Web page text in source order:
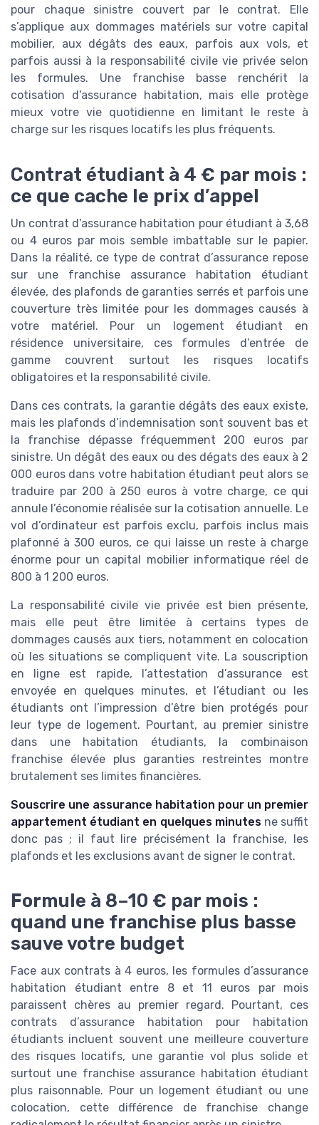
pour chaque sinistre couvert par le contrat. Elle
s’applique aux dommages matériels sur votre capital
mobilier, aux dégâts des eaux, parfois aux vols, et
parfois aussi à la responsabilité civile vie privée selon
les formules. Une franchise basse renchérit la
cotisation d’assurance habitation, mais elle protège
mieux votre vie quotidienne en limitant le reste à
charge sur les risques locatifs les plus fréquents.
Contrat étudiant à 4 € par mois :
ce que cache le prix d’appel
Un contrat d’assurance habitation pour étudiant à 3,68
ou 4 euros par mois semble imbattable sur le papier.
Dans la réalité, ce type de contrat d’assurance repose
sur une franchise assurance habitation étudiant
élevée, des plafonds de garanties serrés et parfois une
couverture très limitée pour les dommages causés à
votre matériel. Pour un logement étudiant en
résidence universitaire, ces formules d’entrée de
gamme couvrent surtout les risques locatifs
obligatoires et la responsabilité civile.
Dans ces contrats, la garantie dégâts des eaux existe,
mais les plafonds d’indemnisation sont souvent bas et
la franchise dépasse fréquemment 200 euros par
sinistre. Un dégât des eaux ou des dégats des eaux à 2
000 euros dans votre habitation étudiant peut alors se
traduire par 200 à 250 euros à votre charge, ce qui
annule l’économie réalisée sur la cotisation annuelle. Le
vol d’ordinateur est parfois exclu, parfois inclus mais
plafonné à 300 euros, ce qui laisse un reste à charge
énorme pour un capital mobilier informatique réel de
800 à 1 200 euros.
La responsabilité civile vie privée est bien présente,
mais elle peut être limitée à certains types de
dommages causés aux tiers, notamment en colocation
où les situations se compliquent vite. La souscription
en ligne est rapide, l’attestation d’assurance est
envoyée en quelques minutes, et l’étudiant ou les
étudiants ont l’impression d’être bien protégés pour
leur type de logement. Pourtant, au premier sinistre
dans une habitation étudiants, la combinaison
franchise élevée plus garanties restreintes montre
brutalement ses limites financières.
Souscrire une assurance habitation pour un premier
appartement étudiant en quelques minutesne suffit
donc pas ; il faut lire précisément la franchise, les
plafonds et les exclusions avant de signer le contrat.
Formule à 8–10 € par mois :
quand une franchise plus basse
sauve votre budget
Face aux contrats à 4 euros, les formules d’assurance
habitation étudiant entre 8 et 11 euros par mois
paraissent chères au premier regard. Pourtant, ces
contrats d’assurance habitation pour habitation
étudiants incluent souvent une meilleure couverture
des risques locatifs, une garantie vol plus solide et
surtout une franchise assurance habitation étudiant
plus raisonnable. Pour un logement étudiant ou une
colocation, cette différence de franchise change